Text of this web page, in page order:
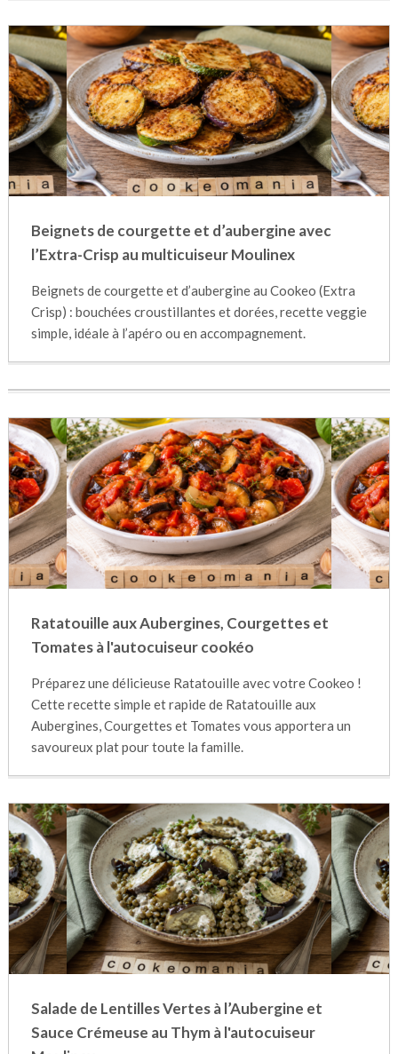
Beignets de courgette et d’aubergine avec
l’Extra-Crisp au multicuiseur Moulinex
Beignets de courgette et d’aubergine au Cookeo (Extra
Crisp) : bouchées croustillantes et dorées, recette veggie
simple, idéale à l’apéro ou en accompagnement.
Ratatouille aux Aubergines, Courgettes et
Tomates à l'autocuiseur cookéo
Préparez une délicieuse Ratatouille avec votre Cookeo !
Cette recette simple et rapide de Ratatouille aux
Aubergines, Courgettes et Tomates vous apportera un
savoureux plat pour toute la famille.
Salade de Lentilles Vertes à l’Aubergine et
Sauce Crémeuse au Thym à l'autocuiseur